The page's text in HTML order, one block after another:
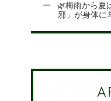
🌿梅雨から夏
邪」が身体に